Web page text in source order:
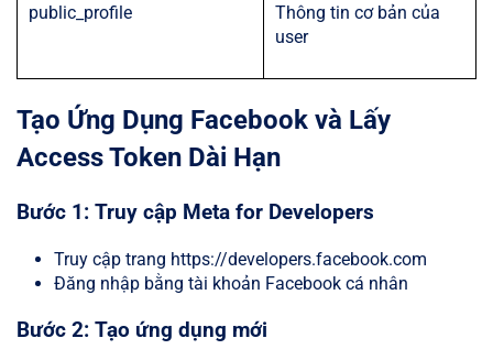
public_profile
Thông tin cơ bản của
user
Tạo Ứng Dụng Facebook và Lấy
Access Token Dài Hạn
Bước 1: Truy cập Meta for Developers
Truy cập trang https://developers.facebook.com
Đăng nhập bằng tài khoản Facebook cá nhân
Bước 2: Tạo ứng dụng mới